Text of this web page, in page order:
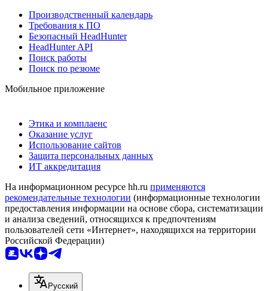
Производственный календарь
Требования к ПО
Безопасный HeadHunter
HeadHunter API
Поиск работы
Поиск по резюме
Мобильное приложение
Этика и комплаенс
Оказание услуг
Использование сайтов
Защита персональных данных
ИТ аккредитация
На информационном ресурсе hh.ru применяются
рекомендательные технологии (информационные технологии
предоставления информации на основе сбора, систематизации
и анализа сведений, относящихся к предпочтениям
пользователей сети «Интернет», находящихся на территории
Российской Федерации)
Русский